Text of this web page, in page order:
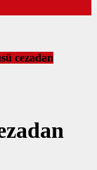
cezadan